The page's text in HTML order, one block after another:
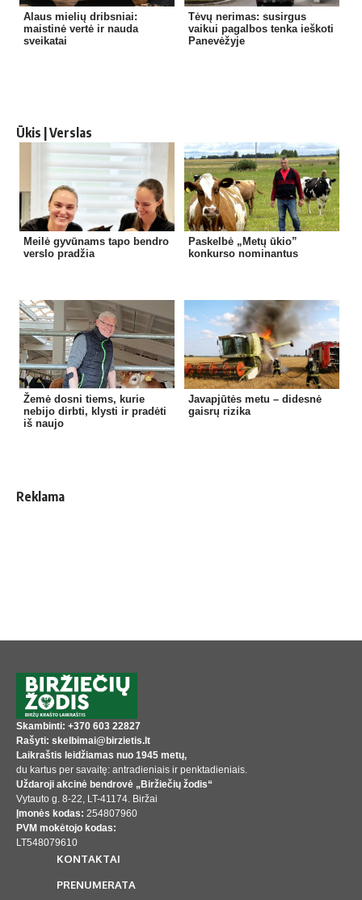
Alaus mielių dribsniai:
maistinė vertė ir nauda
sveikatai
Tėvų nerimas: susirgus
vaikui pagalbos tenka ieškoti
Panevėžyje
Ūkis | Verslas
Meilė gyvūnams tapo bendro
verslo pradžia
Paskelbė „Metų ūkio”
konkurso nominantus
Žemė dosni tiems, kurie
nebijo dirbti, klysti ir pradėti
iš naujo
Javapjūtės metu – didesnė
gaisrų rizika
Reklama
Skambinti: +370 603 22827
Rašyti: skelbimai@birzietis.lt
Laikraštis leidžiamas nuo 1945 metų,
du kartus per savaitę: antradieniais ir penktadieniais.
Uždaroji akcinė bendrovė „Biržiečių žodis“
Vytauto g. 8-22, LT-41174. Biržai
Įmonės kodas: 254807960
PVM mokėtojo kodas:
LT548079610
KONTAKTAI
PRENUMERATA